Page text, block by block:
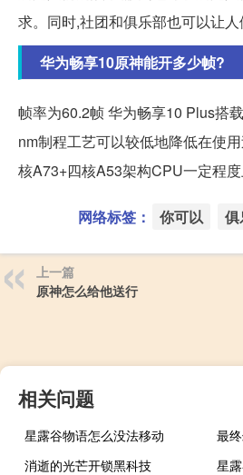
求。同时,社团和俱乐部也可以让人
华为畅享10原神能开多少帧?
帧率为60.2帧 华为畅享10 Plus搭
nm制程工艺可以较低地降低在使
核A73+四核A53架构CPU一定程度
网络标签： 你可以 俱
上一篇
原神怎么给他送行
相关问题
星露谷物语怎么没法移动
最
消逝的光芒开锁黑科技
星